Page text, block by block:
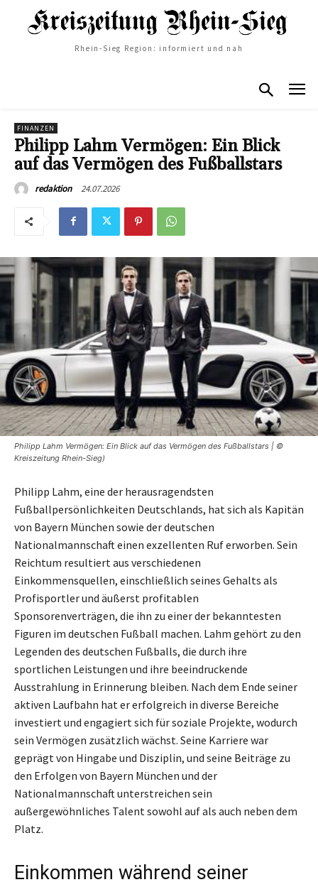
Rhein-Sieg Region: informiert und nah
FINANZEN
Philipp Lahm Vermögen: Ein Blick
auf das Vermögen des Fußballstars
redaktion 24.07.2026
Philipp Lahm Vermögen: Ein Blick auf das Vermögen des Fußballstars | ©
Kreiszeitung Rhein-Sieg)
Philipp Lahm, eine der herausragendsten
Fußballpersönlichkeiten Deutschlands, hat sich als Kapitän
von Bayern München sowie der deutschen
Nationalmannschaft einen exzellenten Ruf erworben. Sein
Reichtum resultiert aus verschiedenen
Einkommensquellen, einschließlich seines Gehalts als
Profisportler und äußerst profitablen
Sponsorenverträgen, die ihn zu einer der bekanntesten
Figuren im deutschen Fußball machen. Lahm gehört zu den
Legenden des deutschen Fußballs, die durch ihre
sportlichen Leistungen und ihre beeindruckende
Ausstrahlung in Erinnerung bleiben. Nach dem Ende seiner
aktiven Laufbahn hat er erfolgreich in diverse Bereiche
investiert und engagiert sich für soziale Projekte, wodurch
sein Vermögen zusätzlich wächst. Seine Karriere war
geprägt von Hingabe und Disziplin, und seine Beiträge zu
den Erfolgen von Bayern München und der
Nationalmannschaft unterstreichen sein
außergewöhnliches Talent sowohl auf als auch neben dem
Platz.
Einkommen während seiner